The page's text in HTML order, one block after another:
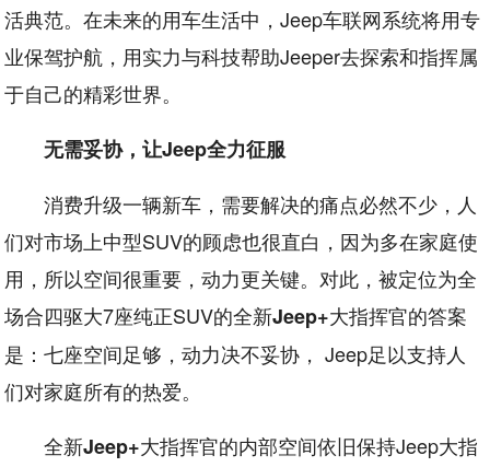
活典范。在未来的用车生活中，Jeep车联网系统将用专
业保驾护航，用实力与科技帮助Jeeper去探索和指挥属
于自己的精彩世界。
无需妥协，让Jeep全力征服
消费升级一辆新车，需要解决的痛点必然不少，人
们对市场上中型SUV的顾虑也很直白，因为多在家庭使
用，所以空间很重要，动力更关键。对此，被定位为全
场合四驱大7座纯正SUV的全新Jeep+大指挥官的答案
是：七座空间足够，动力决不妥协， Jeep足以支持人
们对家庭所有的热爱。
全新Jeep+大指挥官的内部空间依旧保持Jeep大指